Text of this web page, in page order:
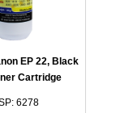
EP 22, Black
Cartridge
6278